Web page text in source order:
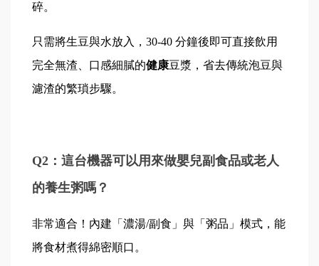
碎。
只需將生豆與水放入，30-40 分鐘後即可直接飲用
完全無渣、口感細膩的健康豆漿，省去傳統泡豆與
濾渣的繁瑣步驟。
Q2：這台機器可以用來做嬰兒副食品或老人
的養生粥嗎？
非常適合！內建「濃湯/副食」與「粥品」模式，能
將食材煮得綿密順口。